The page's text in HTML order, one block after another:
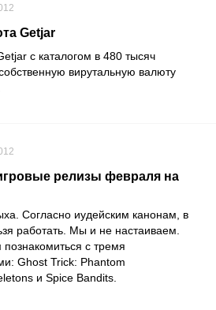
Getjar
с каталогом в 480 тысяч
вирутальную валюту
релизы февраля на
Согласно иудейским канонам, в
работать. Мы и не настаиваем.
с тремя
Ghost Trick: Phantom
и Spice Bandits.